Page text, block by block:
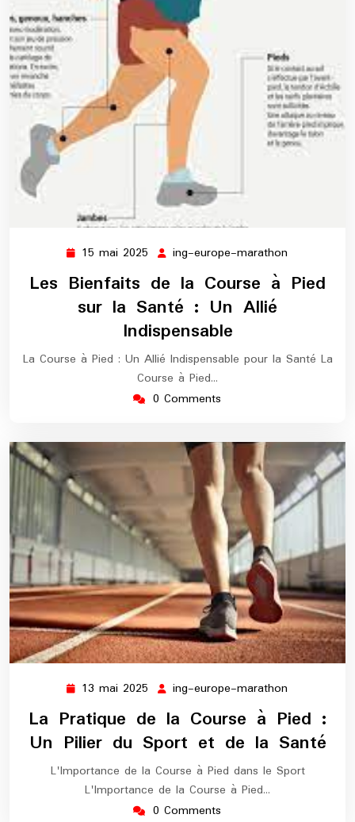
15 mai 2025 15
mai
2025
ing-europe-marathon
europe-
marathon
Les Bienfaits de la Course à Pied
sur la Santé : Un Allié
Indispensable
La Course à Pied : Un Allié Indispensable pour la Santé La
Course à Pied…
0 Comments
13 mai 2025 13
mai
2025
ing-europe-marathon
europe-
marathon
La Pratique de la Course à Pied :
Un Pilier du Sport et de la Santé
L'Importance de la Course à Pied dans le Sport
L'Importance de la Course à Pied…
0 Comments